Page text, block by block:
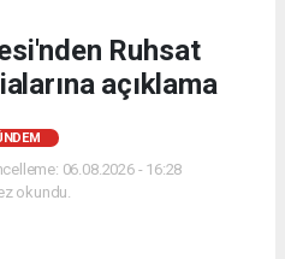
Ruhsat
açıklama
06.08.2026 - 16:28
okundu.